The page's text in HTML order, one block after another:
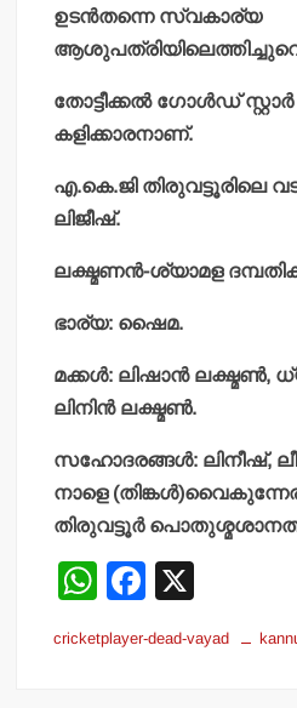
ഉടന്‍തന്നെ സ്വകാര്യ
തോട്ടീക്കല്‍ ഗോള്‍ഡ് സ്റ്റാര്‍
കളിക്കാരനാണ്.
എ.കെ.ജി തിരുവട്ടൂരിലെ
ലിജീഷ്.
ലക്ഷ്മണന്‍-ശ്യാമള
ഭാര്യ: ഷൈമ.
മക്കള്‍: ലിഷാന്‍ ലക്ഷ്മണ്‍,
ലിനിന്‍ ലക്ഷ്മണ്‍.
സഹോദരങ്ങള്‍: ലിനീഷ്,
നാളെ
തിരുവട്ടൂര്‍
W
at
F
c
cricketplayer-dead-vayad